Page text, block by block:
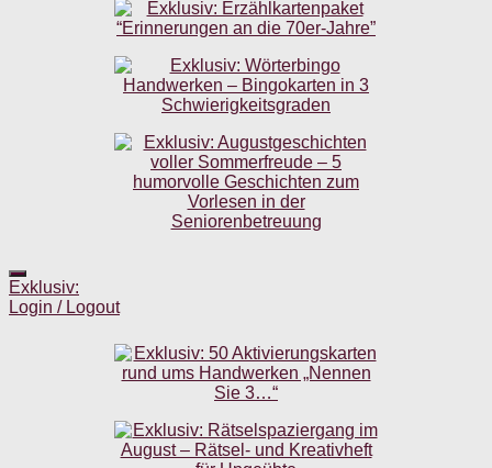
Exklusiv:
Login / Logout